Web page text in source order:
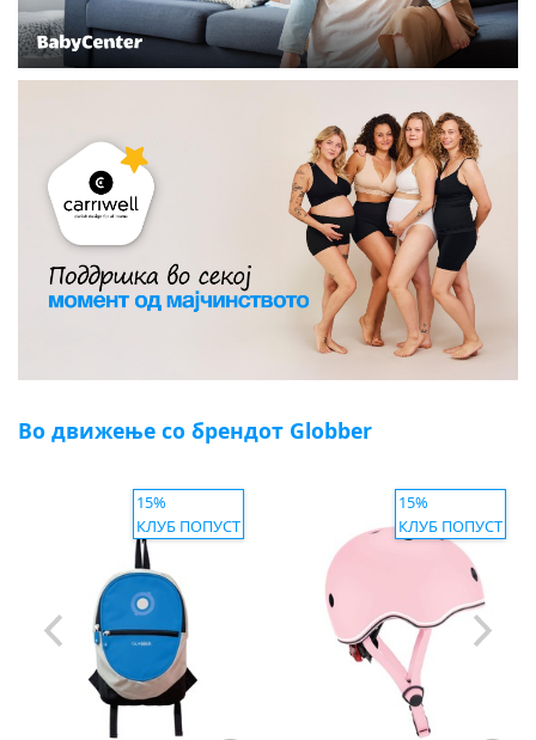
Во движење со брендот Globber
15%
КЛУБ ПОПУСТ
15%
КЛУБ ПОПУСТ